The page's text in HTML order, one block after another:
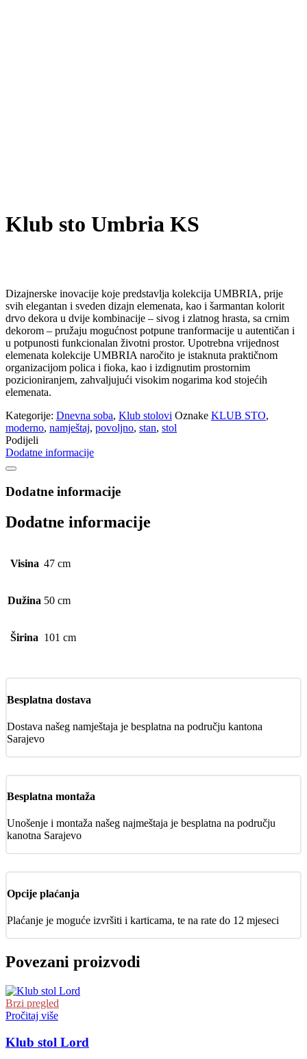
Klub sto Umbria KS
Dizajnerske inovacije koje predstavlja kolekcija UMBRIA, prije
svih elegantan i sveden dizajn elemenata, kao i šarmantan kolorit
drvo dekora u dvije kombinacije – sivog i zlatnog hrasta, sa crnim
dekorom – pružaju mogućnost potpune tranformacije u autentičan i
u potpunosti funkcionalan životni prostor. Upotrebna vrijednost
elemenata kolekcije UMBRIA naročito je istaknuta praktičnom
organizacijom polica i fioka, kao i izdignutim prostornim
pozicioniranjem, zahvaljujući visokim nogarima kod stojećih
elemenata.
Kategorije: Dnevna soba, Klub stolovi Oznake KLUB STO,
moderno, namještaj, povoljno, stan, stol
Podijeli
Dodatne informacije
Dodatne informacije
Dodatne informacije
Visina 47 cm
Dužina 50 cm
Širina 101 cm
Besplatna dostava
Dostava našeg namještaja je besplatna na području kantona
Sarajevo
Besplatna montaža
Unošenje i montaža našeg najmeštaja je besplatna na području
kanotna Sarajevo
Opcije plaćanja
Plaćanje je moguće izvršiti i karticama, te na rate do 12 mjeseci
Povezani proizvodi
Brzi pregled
Pročitaj više
Klub stol Lord